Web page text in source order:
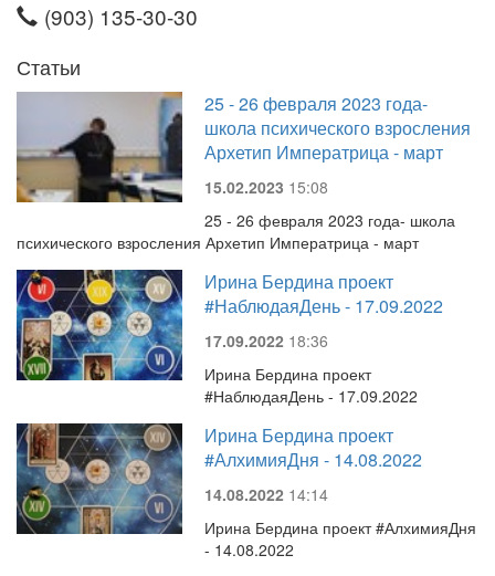
(903) 135-30-30
Статьи
25 - 26 февраля 2023 года-
школа психического взросления
Архетип Императрица - март
15.02.2023 15:08
25 - 26 февраля 2023 года- школа
психического взросления Архетип Императрица - март
Ирина Бердина проект
#НаблюдаяДень - 17.09.2022
17.09.2022 18:36
Ирина Бердина проект
#НаблюдаяДень - 17.09.2022
Ирина Бердина проект
#АлхимияДня - 14.08.2022
14.08.2022 14:14
Ирина Бердина проект #АлхимияДня
- 14.08.2022